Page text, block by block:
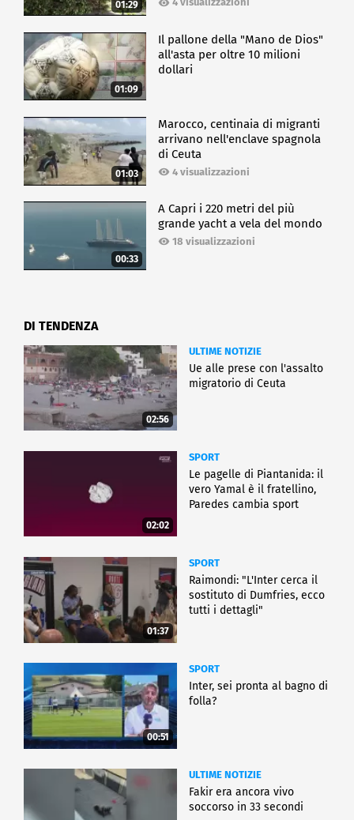
01:29
01:09
Il pallone della "Mano de Dios"
all'asta per oltre 10 milioni
dollari
01:03
Marocco, centinaia di migranti
arrivano nell'enclave spagnola
di Ceuta
4 visualizzazioni
00:33
A Capri i 220 metri del più
grande yacht a vela del mondo
18 visualizzazioni
DI TENDENZA
02:56
ULTIME NOTIZIE
Ue alle prese con l'assalto
migratorio di Ceuta
02:02
SPORT
Le pagelle di Piantanida: il
vero Yamal è il fratellino,
Paredes cambia sport
01:37
SPORT
Raimondi: "L'Inter cerca il
sostituto di Dumfries, ecco
tutti i dettagli"
00:51
SPORT
Inter, sei pronta al bagno di
folla?
ULTIME NOTIZIE
Fakir era ancora vivo
soccorso in 33 secondi